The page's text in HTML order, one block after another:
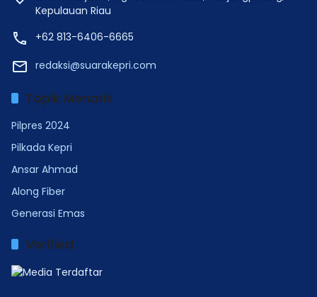
Kepulauan Riau
+62 813-6406-6665
redaksi@suarakepri.com
Topik Menarik
Pilpres 2024
Pilkada Kepri
Ansar Ahmad
Along Fiber
Generasi Emas
Verified